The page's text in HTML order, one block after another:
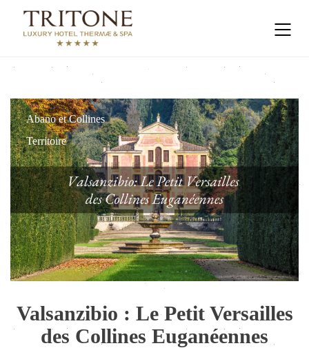
Abano et Collines
Territoire
Valsanzibio : Le Petit Versailles
des Collines Euganéennes